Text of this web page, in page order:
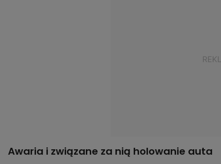
Awaria i związane za nią holowanie auta